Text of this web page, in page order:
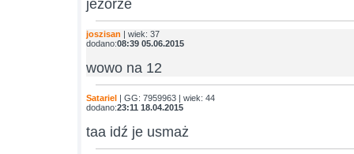
jezorze
joszisan | wiek: 37
dodano:08:39 05.06.2015
wowo na 12
Satariel | GG: 7959963 | wiek: 44
dodano:23:11 18.04.2015
taa idź je usmaż